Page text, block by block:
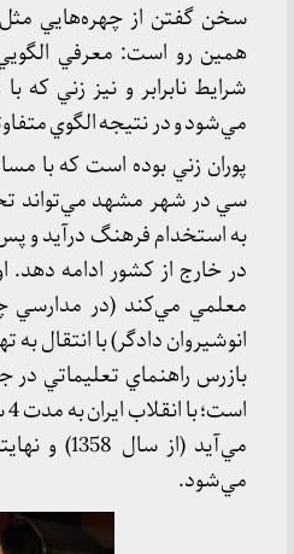
سخن گفتن از چهره‌هايي
همين رو است: معرفي
شرايط نابرابر و نيز زني
مي‌شود و در نتيجه الگوي
پوران زني بوده است كه با
سي در شهر مشهد مي‌تواند
به استخدام فرهنگ درآيد و
در خارج از كشور ادامه
معلمي مي‌كند (در مدارسي
بازرس راهنماي تعليماتي
مي‌شود.